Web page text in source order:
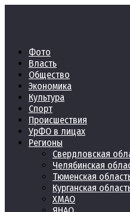
Фото
Власть
Общество
Экономика
Культура
Спорт
Происшествия
УрФО в лицах
Регионы
Свердловская
Челябинская
Тюменская
Курганская
ХМАО